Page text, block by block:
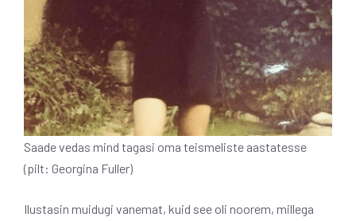
Saade vedas mind tagasi oma teismeliste aastatesse
(pilt: Georgina Fuller)
Ilustasin muidugi vanemat, kuid see oli noorem, millega